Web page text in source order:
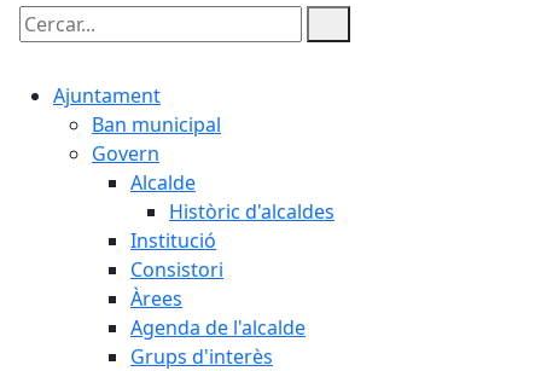
Cercar:
Ajuntament
Ban municipal
Govern
Alcalde
Històric d'alcaldes
Institució
Consistori
Àrees
Agenda de l'alcalde
Grups d'interès